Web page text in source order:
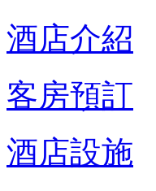
酒店介紹
客房預訂
酒店設施